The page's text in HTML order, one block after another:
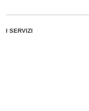
I SERVIZI